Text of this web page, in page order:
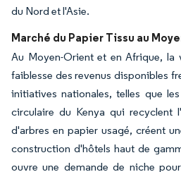
du Nord et l'Asie.
Marché du Papier Tissu au
Au Moyen-Orient et en Afrique, la
faiblesse des revenus disponibles
initiatives nationales, telles que
circulaire du Kenya qui recyclent
d'arbres en papier usagé, créent
construction d'hôtels haut de
ouvre une demande de niche